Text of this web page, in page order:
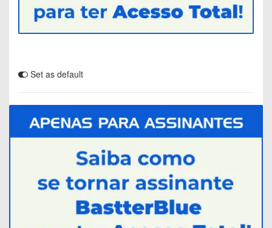
Set as default